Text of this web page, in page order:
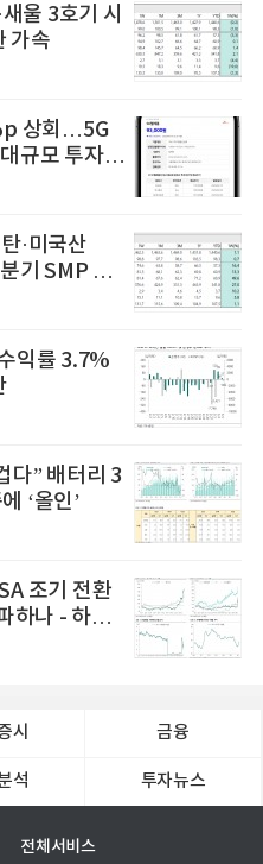
울 3호기 시
가속
상회…5G
규모 투자
·미국산
기 SMP 상
익률 3.7%
다” 배터리 3
‘올인’
조기 전환
하나 - 하나
시 금융
석 투자뉴스
전체서비스